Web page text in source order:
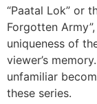
“Paatal Lok” or
Forgotten
uniqueness of
viewer’s
unfamiliar
these series.